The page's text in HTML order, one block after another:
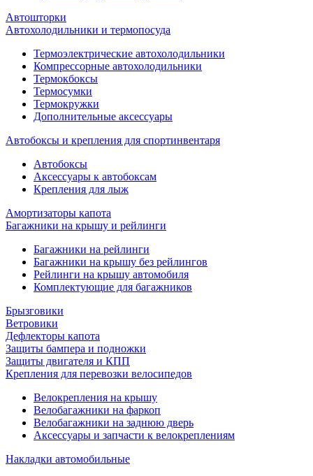
Автошторки
Автохолодильники и термопосуда
Термоэлектрические автохолодильники
Компрессорные автохолодильники
Термокбоксы
Термосумки
Термокружки
Дополнительные аксессуары
Автобоксы и крепления для спортинвентаря
Автобоксы
Аксессуары к автобоксам
Крепления для лыж
Амортизаторы капота
Багажники на крышу и рейлинги
Багажники на рейлинги
Багажники на крышу без рейлингов
Рейлинги на крышу автомобиля
Комплектующие для багажников
Брызговики
Ветровики
Дефлекторы капота
Защиты бампера и подножки
Защиты двигателя и КПП
Крепления для перевозки велосипедов
Велокрепления на крышу
Велобагажники на фаркоп
Велобагажники на заднюю дверь
Аксессуары и запчасти к велокреплениям
Накладки автомобильные